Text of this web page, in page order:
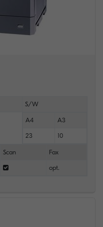
S/W
A4 A3
23 10
Scan Fax
opt.